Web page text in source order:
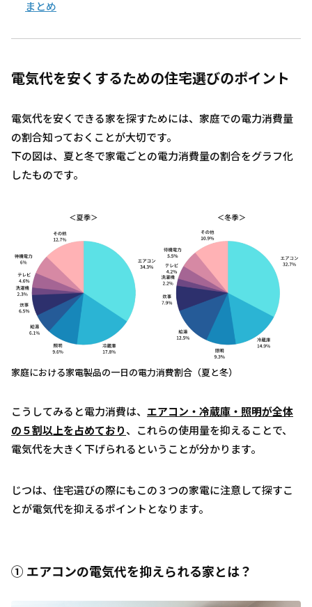
まとめ
電気代を安くするための住宅選びのポイント
電気代を安くできる家を探すためには、家庭での電力消費量
の割合知っておくことが大切です。
下の図は、夏と冬で家電ごとの電力消費量の割合をグラフ化
したものです。
家庭における家電製品の一日の電力消費割合（夏と冬）
こうしてみると電力消費は、 エアコン・冷蔵庫・照明が全体
の５割以上を占めており、これらの使用量を抑えることで、
電気代を大きく下げられるということが分かります。
じつは、住宅選びの際にもこの３つの家電に注意して探すこ
とが電気代を抑えるポイントとなります。
① エアコンの電気代を抑えられる家とは？